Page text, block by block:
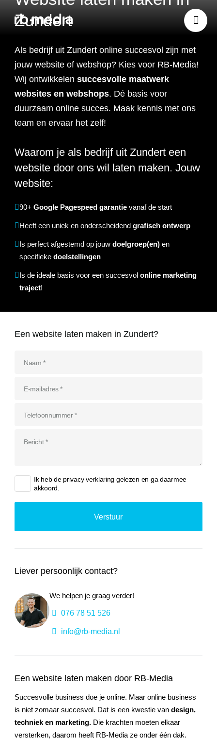
Website ontwikkeling
Website ontwikkeling
Website laten maken
Werken bij website
Webdesign bureau
Webshop ontwikkeling
Shopify webshop
ontwikkeling
Webshop laten maken
Zoho webshop
Recruitment websites
Carerix website
Bullhorn website
Vastgoed websites
Realworks website
Branding & Strategie
Branding
Merkverhaal
Doelgroep analyse
Klantreis in kaart
Strategie
Online marketing
strategie
Content strategie
Social Media strategie
Online marketing
Online marketing
Online marketing
bureau
Online marketing
Online marketing advies
CRO
SEO
SEO onderzoek
SEO advies
SEO strategie
SEO uitbesteden
Advertising
Google Ads uitbesteden
Google shopping
Linkbuilding
Linkbuilding uitbesteden
E-mail marketing
Data & inzicht
Website inzicht
Nulmeting website
Website analyse
Onderzoeken
Zoekwoordenonderzoek
Data & tools
instellen
Over ons
Projecten
Referenties
Actueel
Contact
info@rb-media.nl
Zundert
Als bedrijf uit Zundert online succesvol zijn met
jouw website of webshop? Kies voor RB-Media!
Wij ontwikkelen succesvolle maatwerk
websites en webshops. Dé basis voor
duurzaam online succes. Maak kennis met ons
team en ervaar het zelf!
Een website laten maken in Zundert?
Ik heb de privacy verklaring gelezen en ga daarmee
akkoord.
Liever persoonlijk contact?
We helpen je graag verder!
076 78 51 526
info@rb-media.nl
Waarom je als bedrijf uit Zundert een
website door ons wil laten maken. Jouw
website:
90+ Google Pagespeed garantie vanaf de start
Heeft een uniek en onderscheidend grafisch ontwerp
Is perfect afgestemd op jouw doelgroep(en) en
specifieke doelstellingen
Is de ideale basis voor een succesvol online marketing
traject!
Een website laten maken door RB-Media
Succesvolle business doe je online. Maar online business
is niet zomaar succesvol. Dat is een kwestie van design,
techniek en marketing. Die krachten moeten elkaar
versterken, daarom heeft RB-Media ze onder één dak.